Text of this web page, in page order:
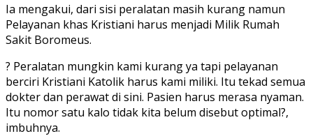
Ia mengakui, dari sisi peralatan masih kurang namun
Pelayanan khas Kristiani harus menjadi Milik Rumah
Sakit Boromeus.
? Peralatan mungkin kami kurang ya tapi pelayanan
berciri Kristiani Katolik harus kami miliki. Itu tekad semua
dokter dan perawat di sini. Pasien harus merasa nyaman.
Itu nomor satu kalo tidak kita belum disebut optimal?,
imbuhnya.